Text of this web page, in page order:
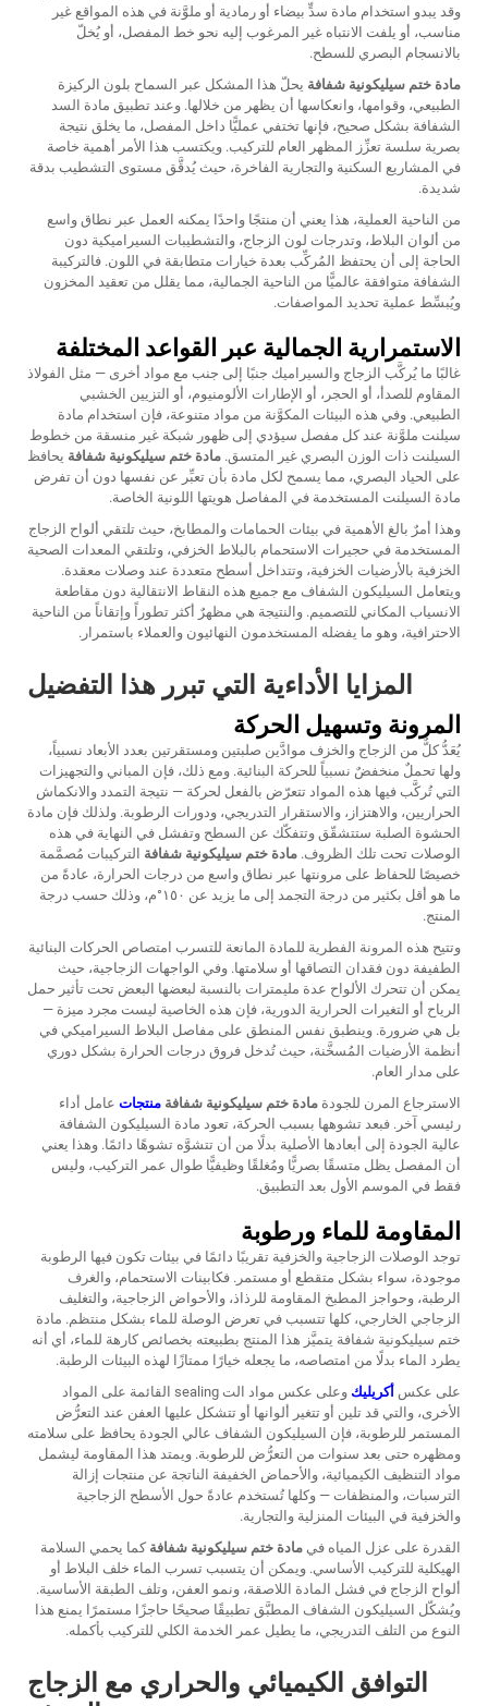
وقد يبدو استخدام مادة سدٍّ بيضاء أو رمادية أو ملوَّنة في هذه المواقع غير
مناسب، أو يلفت الانتباه غير المرغوب إليه نحو خط المفصل، أو يُخلّ
بالانسجام البصري للسطح.
مادة ختم سيليكونية شفافة يحلّ هذا المشكل عبر السماح بلون الركيزة
الطبيعي، وقوامها، وانعكاسها أن يظهر من خلالها. وعند تطبيق مادة السد
الشفافة بشكل صحيح، فإنها تختفي عمليًّا داخل المفصل، ما يخلق نتيجة
بصرية سلسة تعزِّز المظهر العام للتركيب. ويكتسب هذا الأمر أهمية خاصة
في المشاريع السكنية والتجارية الفاخرة، حيث يُدقَّق مستوى التشطيب بدقة
شديدة.
من الناحية العملية، هذا يعني أن منتجًا واحدًا يمكنه العمل عبر نطاق واسع
من ألوان البلاط، وتدرجات لون الزجاج، والتشطيبات السيراميكية دون
الحاجة إلى أن يحتفظ المُركِّب بعدة خيارات متطابقة في اللون. فالتركيبة
الشفافة متوافقة عالميًّا من الناحية الجمالية، مما يقلل من تعقيد المخزون
ويُبسِّط عملية تحديد المواصفات.
الاستمرارية الجمالية عبر القواعد المختلفة
غالبًا ما يُركَّب الزجاج والسيراميك جنبًا إلى جنب مع مواد أخرى — مثل الفولاذ
المقاوم للصدأ، أو الحجر، أو الإطارات الألومنيوم، أو التزيين الخشبي
الطبيعي. وفي هذه البيئات المكوَّنة من مواد متنوعة، فإن استخدام مادة
سيلنت ملوَّنة عند كل مفصل سيؤدي إلى ظهور شبكة غير منسقة من خطوط
السيلنت ذات الوزن البصري غير المتسق. مادة ختم سيليكونية شفافة يحافظ
على الحياد البصري، مما يسمح لكل مادة بأن تعبِّر عن نفسها دون أن تفرض
مادة السيلنت المستخدمة في المفاصل هويتها اللونية الخاصة.
وهذا أمرٌ بالغ الأهمية في بيئات الحمامات والمطابخ، حيث تلتقي ألواح الزجاج
المستخدمة في حجيرات الاستحمام بالبلاط الخزفي، وتلتقي المعدات الصحية
الخزفية بالأرضيات الخزفية، وتتداخل أسطح متعددة عند وصلات معقدة.
ويتعامل السيليكون الشفاف مع جميع هذه النقاط الانتقالية دون مقاطعة
الانسياب المكاني للتصميم. والنتيجة هي مظهرٌ أكثر تطوراً وإتقاناً من الناحية
الاحترافية، وهو ما يفضله المستخدمون النهائيون والعملاء باستمرار.
المزايا الأداءية التي تبرر هذا التفضيل
المرونة وتسهيل الحركة
يُعَدُّ كلٌّ من الزجاج والخزف موادَّين صلبتين ومستقرتين بعدد الأبعاد نسبياً،
ولها تحملٌ منخفضٌ نسبياً للحركة البنائية. ومع ذلك، فإن المباني والتجهيزات
التي تُركَّب فيها هذه المواد تتعرّض بالفعل لحركة — نتيجة التمدد والانكماش
الحراريين، والاهتزاز، والاستقرار التدريجي، ودورات الرطوبة. ولذلك فإن مادة
الحشوة الصلبة ستتشقّق وتتفكّك عن السطح وتفشل في النهاية في هذه
الوصلات تحت تلك الظروف. مادة ختم سيليكونية شفافة التركيبات مُصمَّمة
خصيصًا للحفاظ على مرونتها عبر نطاق واسع من درجات الحرارة، عادةً من
ما هو أقل بكثير من درجة التجمد إلى ما يزيد عن ١٥٠°م، وذلك حسب درجة
المنتج.
وتتيح هذه المرونة الفطرية للمادة المانعة للتسرب امتصاص الحركات البنائية
الطفيفة دون فقدان التصاقها أو سلامتها. وفي الواجهات الزجاجية، حيث
يمكن أن تتحرك الألواح عدة مليمترات بالنسبة لبعضها البعض تحت تأثير حمل
الرياح أو التغيرات الحرارية الدورية، فإن هذه الخاصية ليست مجرد ميزة —
بل هي ضرورة. وينطبق نفس المنطق على مفاصل البلاط السيراميكي في
أنظمة الأرضيات المُسخَّنة، حيث تُدخل فروق درجات الحرارة بشكل دوري
على مدار العام.
الاسترجاع المرن للجودة مادة ختم سيليكونية شفافة منتجات عامل أداء
رئيسي آخر. فبعد تشوهها بسبب الحركة، تعود مادة السيليكون الشفافة
عالية الجودة إلى أبعادها الأصلية بدلًا من أن تتشوَّه تشوهًا دائمًا. وهذا يعني
أن المفصل يظل متسقًا بصريًّا ومُغلقًا وظيفيًّا طوال عمر التركيب، وليس
فقط في الموسم الأول بعد التطبيق.
المقاومة للماء ورطوبة
توجد الوصلات الزجاجية والخزفية تقريبًا دائمًا في بيئات تكون فيها الرطوبة
موجودة، سواء بشكل متقطع أو مستمر. فكابينات الاستحمام، والغرف
الرطبة، وحواجز المطبخ المقاومة للرذاذ، والأحواض الزجاجية، والتغليف
الزجاجي الخارجي، كلها تتسبب في تعرض الوصلة للماء بشكل منتظم. مادة
ختم سيليكونية شفافة يتميَّز هذا المنتج بطبيعته بخصائص كارهة للماء، أي أنه
يطرد الماء بدلًا من امتصاصه، ما يجعله خيارًا ممتازًا لهذه البيئات الرطبة.
على عكس أكريليك
وعلى عكس مواد الت sealing القائمة على المواد
الأخرى، والتي قد تلين أو تتغير ألوانها أو تتشكل عليها العفن عند التعرُّض
المستمر للرطوبة، فإن السيليكون الشفاف عالي الجودة يحافظ على سلامته
ومظهره حتى بعد سنوات من التعرُّض للرطوبة. ويمتد هذا المقاومة ليشمل
مواد التنظيف الكيميائية، والأحماض الخفيفة الناتجة عن منتجات إزالة
الترسبات، والمنظفات — وكلها تُستخدم عادةً حول الأسطح الزجاجية
والخزفية في البيئات المنزلية والتجارية.
القدرة على عزل المياه في مادة ختم سيليكونية شفافةكما يحمي السلامة
الهيكلية للتركيب الأساسي. ويمكن أن يتسبب تسرب الماء خلف البلاط أو
ألواح الزجاج في فشل المادة اللاصقة، ونمو العفن، وتلف الطبقة الأساسية.
ويُشكّل السيليكون الشفاف المطبَّق تطبيقًا صحيحًا حاجزًا مستمرًا يمنع هذا
النوع من التلف التدريجي، ما يطيل عمر الخدمة الكلي للتركيب بأكمله.
التوافق الكيميائي والحراري مع الزجاج